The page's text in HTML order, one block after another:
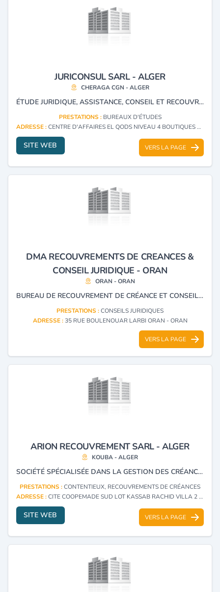
JURICONSUL SARL - ALGER
CHERAGA CGN - ALGER
ÉTUDE JURIDIQUE, ASSISTANCE, CONSEIL ET RECOUVREMENT DE CRÉANCE, CONCILIATION ET ARBITRAGE
PRESTATIONS : BUREAUX D'ÉTUDES
ADRESSE :CENTRE D'AFFAIRES EL QODS NIVEAU 4 BOUTIQUES 8/16 CHERAGA CGN - ALGER
SITE WEB VERS LA PAGE
DMA RECOUVREMENTS DE CREANCES &
CONSEIL JURIDIQUE - ORAN
ORAN - ORAN
BUREAU DE RECOUVREMENT DE CRÉANCE ET CONSEIL JURIDIQUE
PRESTATIONS :CONSEILS JURIDIQUES
ADRESSE :35 RUE BOULENOUAR LARBI ORAN - ORAN
VERS LA PAGE
ARION RECOUVREMENT SARL - ALGER
KOUBA - ALGER
SOCIÉTÉ SPÉCIALISÉE DANS LA GESTION DES CRÉANCES AU PROFIT DES ENTREPRISES, MAIS AUSSI DANS LE RECOUVREMENT AMIABLE ET JUDICIAIRE DES IMPAYÉS.
PRESTATIONS :CONTENTIEUX, RECOUVREMENTS DE CRÉANCES
ADRESSE :CITE COOPEMADE SUD LOT KASSAB RACHID VILLA 2 KOUBA - ALGER
SITE WEB VERS LA PAGE